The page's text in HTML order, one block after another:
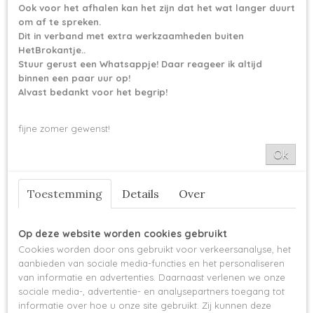
Ook voor het afhalen kan het zijn dat het wat langer duurt
om af te spreken.
Dit in verband met extra werkzaamheden buiten
HetBrokantje..
Stuur gerust een Whatsappje! Daar reageer ik altijd
binnen een paar uur op!
Alvast bedankt voor het begrip!
fijne zomer gewenst!
Ok
Toestemming Details Over
Op deze website worden cookies gebruikt
Cookies worden door ons gebruikt voor verkeersanalyse, het
aanbieden van sociale media-functies en het personaliseren
van informatie en advertenties. Daarnaast verlenen we onze
sociale media-, advertentie- en analysepartners toegang tot
informatie over hoe u onze site gebruikt. Zij kunnen deze